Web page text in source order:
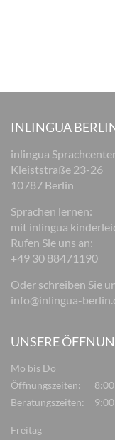
INLINGUA
inlingua
Kleiststraße 23-26
10787 Berlin
Sprachen lernen:
mit inlingua
Rufen Sie uns an:
+49 30 88471190
Oder schreiben Sie
info@inlingua-
UNSERE
Mo bis Do
Öffnungszeiten:
Beratungszeiten:
Freitag